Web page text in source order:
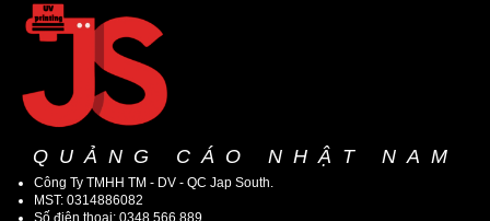
QUẢNG CÁO NHẬT NAM
Công Ty TMHH TM - DV - QC Jap South.
MST: 0314886082
Số điện thoại: 0348.566.889